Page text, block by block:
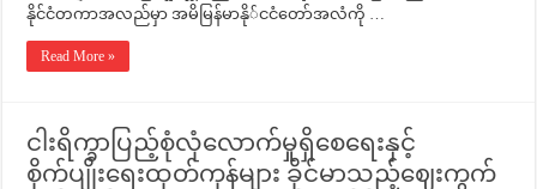
နိုင်ငံတကာအလည်မှာ အမိမြန်မာနို်ငငံတော်အလံကို …
Read More »
ငါးရိက္ခာပြည့်စုံလုံလောက်မှုရှိစေရေးနှင့်
စိုက်ပျိုးရေးထုတ်ကုန်များ ခိုင်မာသည့်ဈေးကွက်